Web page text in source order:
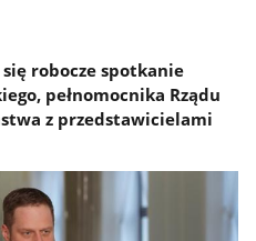
robocze spotkanie
pełnomocnika Rządu
z przedstawicielami